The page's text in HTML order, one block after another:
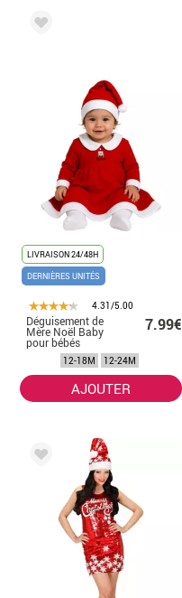
LIVRAISON 24/48H
DERNIÈRES UNITÉS
4.31/5.00
Déguisement de
Mère Noël Baby
pour bébés
7.99€
12-18M 12-24M
AJOUTER